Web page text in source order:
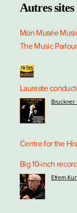
Autres sites
Mon Musée
The Music Parlour
Laureate
Bruckner
Centre for the
Big 10-inch record
Efrem